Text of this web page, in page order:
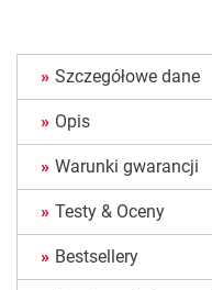
Szczegółowe dane
Opis
Warunki gwarancji
Testy & Oceny
Bestsellery